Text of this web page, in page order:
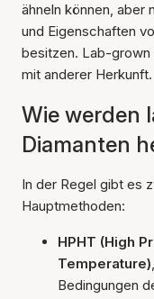
ähneln können, aber
und Eigenschaften
besitzen. Lab-grown
mit anderer Herkunft.
Wie werden
Diamanten
In der Regel gibt es
Hauptmethoden:
HPHT (High
Temperature)
Bedingungen